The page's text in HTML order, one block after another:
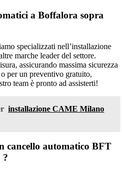
a Boffalora sopra
specializzati nell’installazione
marche leader del settore.
assicurando massima sicurezza
per un preventivo gratuito,
team è pronto ad assisterti!
installazione CAME Milano
cancello automatico BFT
?